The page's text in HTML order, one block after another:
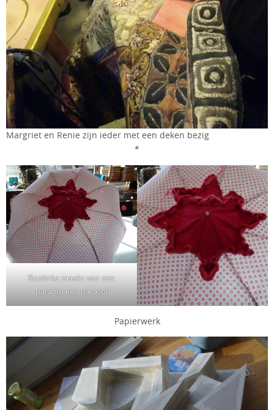
Margriet en Renie zijn ieder met een deken bezig
*
Roelinka maakt van een
paraplu een parasol
Papierwerk